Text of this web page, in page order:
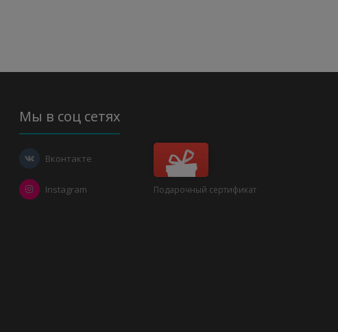
Мы в соц сетях
Вконтакте
Instagram Подарочный сертификат